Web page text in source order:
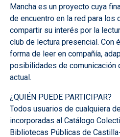
Mancha es un proyecto cuya
de encuentro en la red para los
compartir su interés por la
club de lectura presencial. Con
forma de leer en compañía,
posibilidades de comunicación
actual.
¿QUIÉN PUEDE PARTICIPAR?
Todos usuarios de cualquiera
incorporadas al Catálogo
Bibliotecas Públicas de